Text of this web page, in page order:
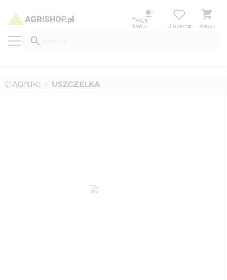
Twoje
konto
Ulubione Koszyk
CIĄGNIKI / USZCZELKA